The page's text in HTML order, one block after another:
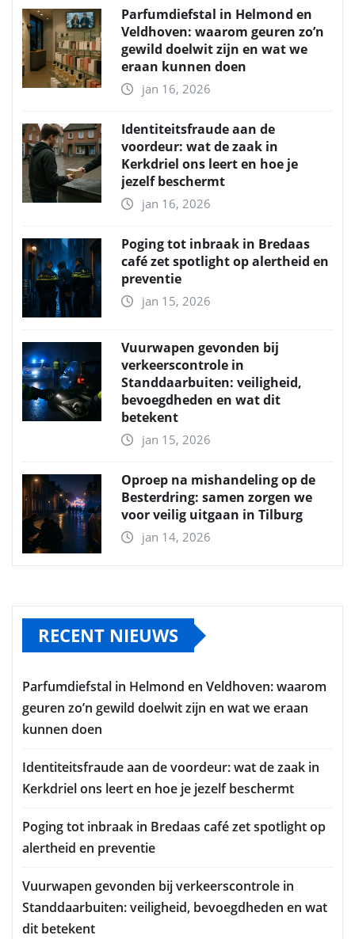
Parfumdiefstal in Helmond en
Veldhoven: waarom geuren zo’n
gewild doelwit zijn en wat we
eraan kunnen doen
jan 16, 2026
Identiteitsfraude aan de
voordeur: wat de zaak in
Kerkdriel ons leert en hoe je
jezelf beschermt
jan 16, 2026
Poging tot inbraak in Bredaas
café zet spotlight op alertheid en
preventie
jan 15, 2026
Vuurwapen gevonden bij
verkeerscontrole in
Standdaarbuiten: veiligheid,
bevoegdheden en wat dit
betekent
jan 15, 2026
Oproep na mishandeling op de
Besterdring: samen zorgen we
voor veilig uitgaan in Tilburg
jan 14, 2026
RECENT NIEUWS
Parfumdiefstal in Helmond en Veldhoven: waarom
geuren zo’n gewild doelwit zijn en wat we eraan
kunnen doen
Identiteitsfraude aan de voordeur: wat de zaak in
Kerkdriel ons leert en hoe je jezelf beschermt
Poging tot inbraak in Bredaas café zet spotlight op
alertheid en preventie
Vuurwapen gevonden bij verkeerscontrole in
Standdaarbuiten: veiligheid, bevoegdheden en wat
dit betekent